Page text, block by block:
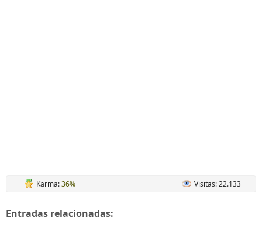
Karma:36% Visitas: 22.133
Entradas relacionadas: